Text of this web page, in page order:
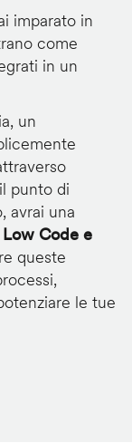
imparato in
come
in un
un
punto di
avrai una
Low Code e
queste
le tue